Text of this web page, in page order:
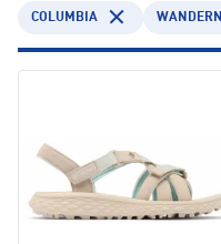
COLUMBIA WANDERN